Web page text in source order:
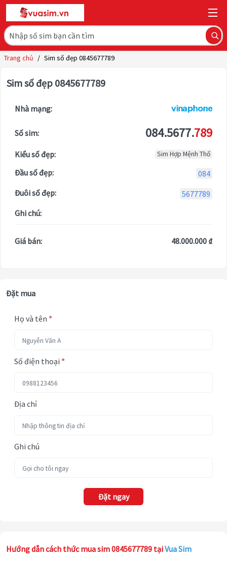
Trang chủ / Sim số đẹp 0845677789
Sim số đẹp 0845677789
Nhà mạng:
Số sim: 084.5677.789
Kiểu số đẹp: Sim Hợp Mệnh Thổ
Đầu số đẹp:
084
Đuôi số đẹp:
5677789
Ghi chú:
Giá bán: 48.000.000 ₫
Đặt mua
Họ và tên *
Số điện thoại *
Địa chỉ
Ghi chú
Đặt ngay
Hướng dẫn cách thức mua sim 0845677789 tạiVua Sim